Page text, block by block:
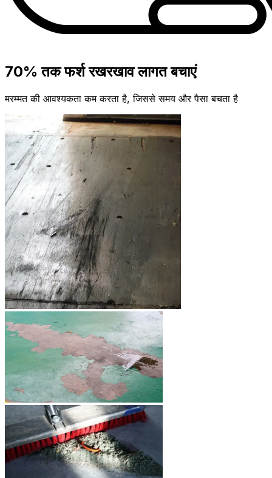
70% तक फर्श रखरखाव लागत बचाएं
मरम्मत की आवश्यकता कम करता है, जिससे समय और पैसा बचता है